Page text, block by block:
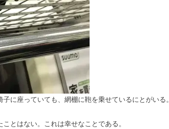
に座っていても、網棚に鞄を乗せているにとがいる。
とはない。これは幸せなことである。